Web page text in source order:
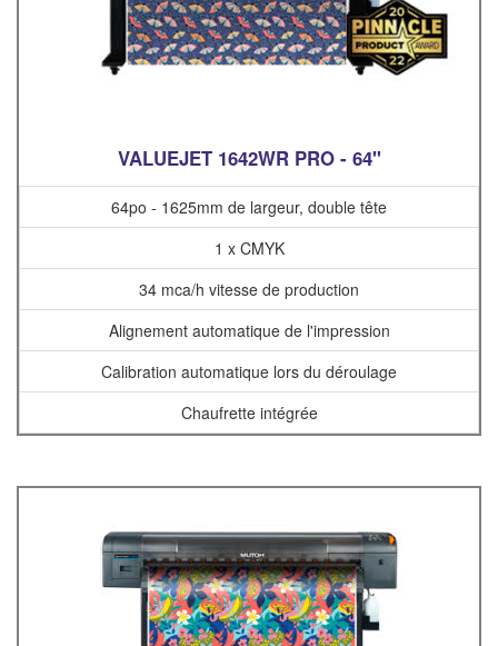
VALUEJET 1642WR PRO - 64"
64po - 1625mm de largeur, double tête
1 x CMYK
34 mca/h vitesse de production
Alignement automatique de l'impression
Calibration automatique lors du déroulage
Chaufrette intégrée